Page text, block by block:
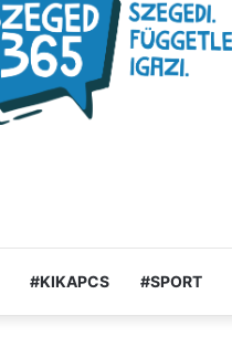
#KIKAPCS #SPORT